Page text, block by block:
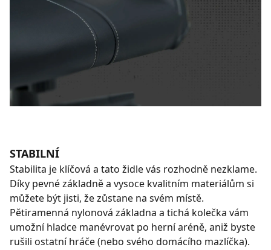
STABILNÍ
Stabilita je klíčová a tato židle vás rozhodně nezklame.
Díky pevné základně a vysoce kvalitním materiálům si
můžete být jisti, že zůstane na svém místě.
Pětiramenná nylonová základna a tichá kolečka vám
umožní hladce manévrovat po herní aréně, aniž byste
rušili ostatní hráče (nebo svého domácího mazlíčka).